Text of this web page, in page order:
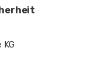
KG